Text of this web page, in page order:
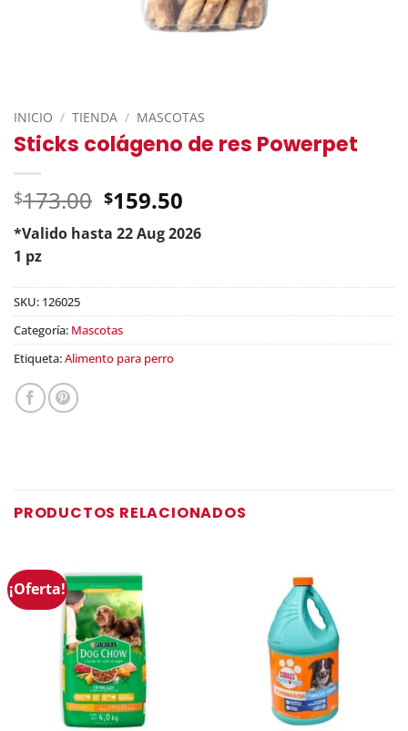
INICIO / TIENDA / MASCOTAS
Sticks colágeno de res Powerpet
$173.00 Original
price
was:
$159.50
*Valido hasta 22 Aug 2026
Current
is:
$159.50.
1 pz
SKU: 126025
Categoría: Mascotas
Etiqueta:Alimento para perro
PRODUCTOS RELACIONADOS
¡Oferta!